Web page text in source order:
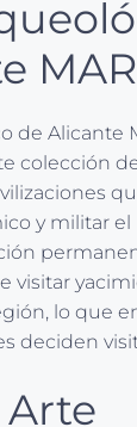
de Alicante
colección
y militar el
visitar
lo que
deciden
Arte